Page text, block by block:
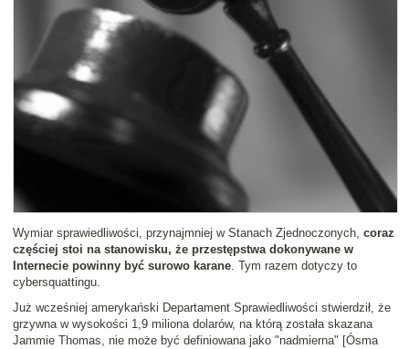
Wymiar sprawiedliwości, przynajmniej w Stanach Zjednoczonych, coraz
częściej stoi na stanowisku, że przestępstwa dokonywane w
Internecie powinny być surowo karane. Tym razem dotyczy to
cybersquattingu.
Już wcześniej amerykański Departament Sprawiedliwości stwierdził, że
grzywna w wysokości 1,9 miliona dolarów, na którą została skazana
Jammie Thomas, nie może być definiowana jako "nadmierna" [Ósma